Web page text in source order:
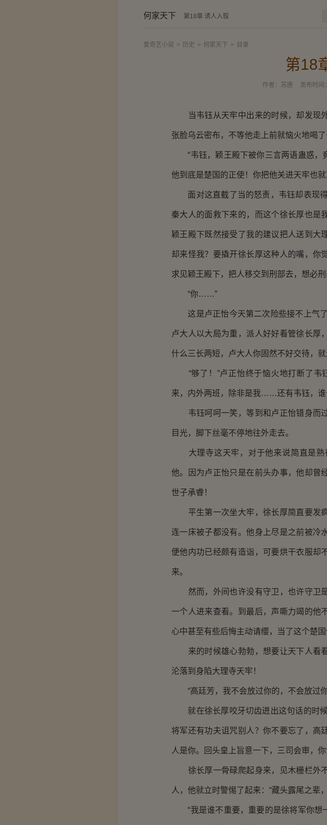
何家天下 第18章 诱人入彀
爱奇艺小说 > 历史 > 何家天下 > 目录
第18
作者： 苏唐 发布时间：
当韦钰从天牢中出来的时候，却发现
张脸乌云密布，不等他走上前就恼火地喝了
“韦钰，颖王殿下被你三言两语蛊惑，
他到底是楚国的正使！你把他关进天牢也
面对这直截了当的怒责，韦钰却表现得
秦大人的面救下来的，而这个徐长厚也是
颖王殿下既然接受了我的建议把人送到大
却来怪我？要撬开徐长厚这种人的嘴，你
求见颖王殿下，把人移交到刑部去，想必
“你……”
这是卢正怡今天第二次险些接不上气了
卢大人以大局为重，派人好好看管徐长厚
什么三长两短，卢大人你固然不好交待，
“够了！”卢正怡终于恼火地打断了韦
来，内外两班，除非是我……还有韦钰，谁
韦钰呵呵一笑，等到和卢正怡错身而过
目光，脚下丝毫不停地往外走去。
大理寺这天牢，对于他来说简直是熟
他。因为卢正怡只是在前头办事，他却曾
世子承睿！
平生第一次坐大牢，徐长厚简直要发疯
连一床被子都没有。他身上尽是之前被冷
便他内功已经颇有造诣，可要烘干衣服却
来。
然而，外间也许没有守卫，也许守卫
一个人进来查看。到最后，声嘶力竭的他
心中甚至有些后悔主动请缨，当了这个楚国
来的时候雄心勃勃，想要让天下人看
沦落到身陷大理寺天牢！
“高廷芳，我不会放过你的，不会放过
就在徐长厚咬牙切齿迸出这句话的时候
将军还有功夫诅咒别人？你不要忘了，高
人是你。回头皇上旨意一下，三司会审，
徐长厚一骨碌爬起身来，见木栅栏外
人，他就立时警惕了起来：“藏头露尾之辈
“我是谁不重要，重要的是徐将军你想